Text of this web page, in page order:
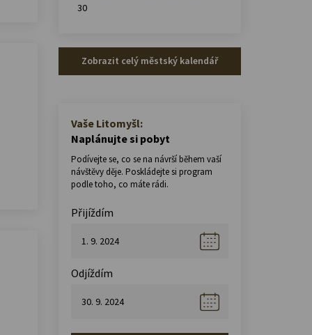
30
Zobrazit celý městský kalendář
Vaše Litomyšl:
Naplánujte si pobyt
Podívejte se, co se na návrší během vaší
návštěvy děje. Poskládejte si program
podle toho, co máte rádi.
Přijíždím
Odjíždím